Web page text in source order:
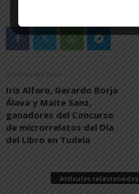
Artículo anterior
Iris Alfaro, Gerardo Borja
Álava y Maite Sanz,
ganadores del Concurso
de microrrelatos del Día
del Libro en Tudela
Artículos relacionados